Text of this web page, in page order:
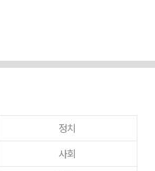
정치
사회